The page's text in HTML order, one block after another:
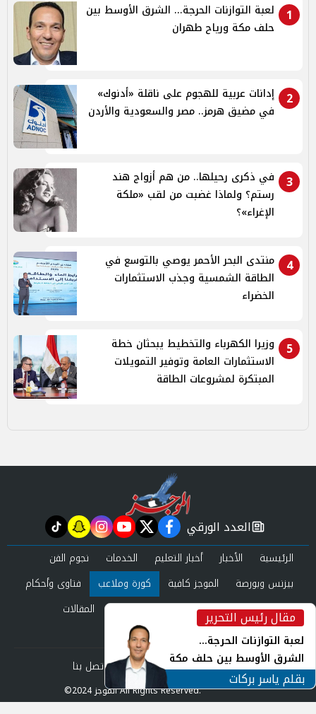
1
لعبة التوازنات الحرجة... الشرق الأوسط بين
حلف مكة ورياح طهران
2
إدانات عربية للهجوم على ناقلة «أدنوك»
في مضيق هرمز.. مصر والسعودية والأردن
3
في ذكرى رحيلها.. من هم أزواج هند
رستم؟ ولماذا غضبت من لقب «ملكة
الإغراء»؟
4
منتدى البحر الأحمر يوصي بالتوسع في
الطاقة الشمسية وجذب الاستثمارات
الخضراء
5
وزيرا الكهرباء والتخطيط يبحثان خطة
الاستثمارات العامة وتوفير التمويلات
المبتكرة لمشروعات الطاقة
مقال رئيس التحرير
لعبة التوازنات الحرجة...
الشرق الأوسط بين حلف مكة
ورياح طهران
بقلم ياسر بركات
newspaper
العدد الورقي facebook
twitter
youtube
instagram
snapchat
tiktok
الرئيسية الأخبار أخبار التعليم الخدمات
نجوم الفن
بيزنس وبورصة
الموجز كافية كورة وملاعب
فتاوى وأحكام
صحة وجمال
عرب وعالم حوادث ومحاكم
المقالات
العدد الورقي
من نحن
سياسة الخصوصية اتصل بنا
©2024 الموجز All Rights Reserved.